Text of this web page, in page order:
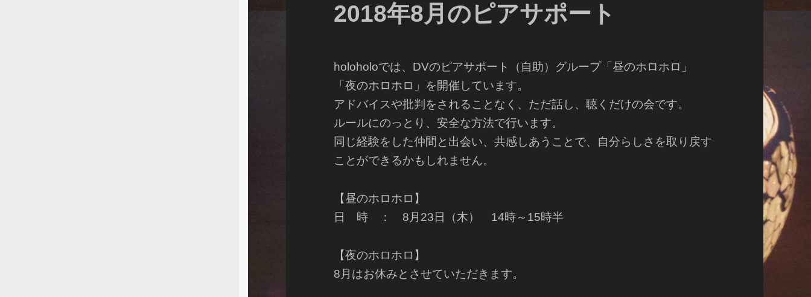
2018年8月のピアサポート
holoholoでは、DVのピアサポート（自助）グループ「昼のホロホロ」
「夜のホロホロ」を開催しています。
アドバイスや批判をされることなく、ただ話し、聴くだけの会です。
ルールにのっとり、安全な方法で行います。
同じ経験をした仲間と出会い、共感しあうことで、自分らしさを取り戻す
ことができるかもしれません。
【昼のホロホロ】
日 時 ： 8月23日（木） 14時～15時半
【夜のホロホロ】
8月はお休みとさせていただきます。